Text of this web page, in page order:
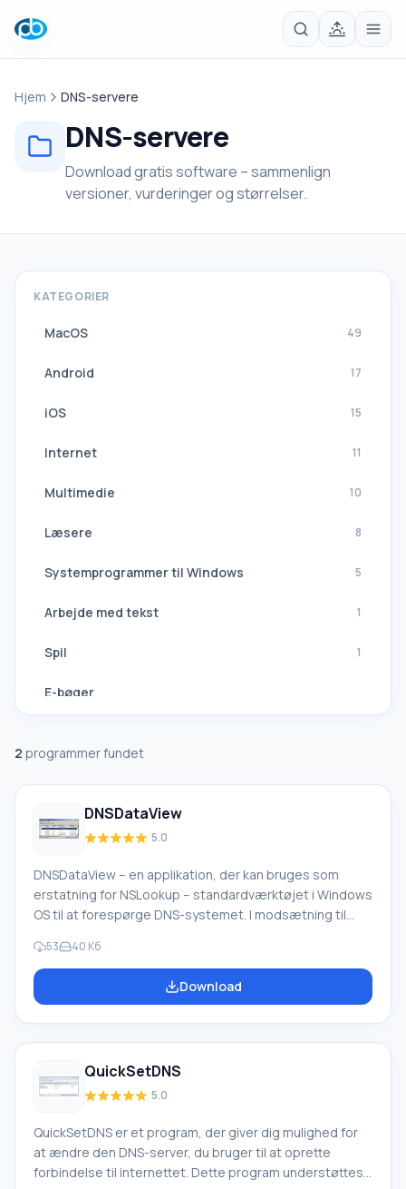
Hjem DNS-servere
DNS-servere
Download gratis software – sammenlign
versioner, vurderinger og størrelser.
KATEGORIER
MacOS 49
Android 17
iOS 15
Internet 11
Multimedie 10
Læsere 8
Systemprogrammer til Windows 5
Arbejde med tekst 1
Spil 1
E-bøger
Alle oversættere
2 programmer fundet
DNSDataView
5.0
DNSDataView – en applikation, der kan bruges som
erstatning for NSLookup – standardværktøjet i Windows
OS til at forespørge DNS-systemet. I modsætning til
brugergrænseflade. Med dette værktøj kan du hente
oplysninger om DNS-ressourceposter (MX, NS, A, SOA)
for et domæne, der er specificeret af brugeren, et
53 40 Кб
Download
QuickSetDNS
5.0
QuickSetDNS er et program, der giver dig mulighed for
at ændre den DNS-server, du bruger til at oprette
forbindelse til internettet. Dette program understøttes